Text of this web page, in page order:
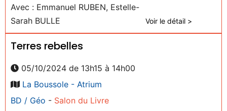
Avec : Emmanuel RUBEN, Estelle-
Sarah BULLE
Voir le détail >
Terres rebelles
05/10/2024 de 13h15 à 14h00
La Boussole - Atrium
BD / Géo - Salon du Livre